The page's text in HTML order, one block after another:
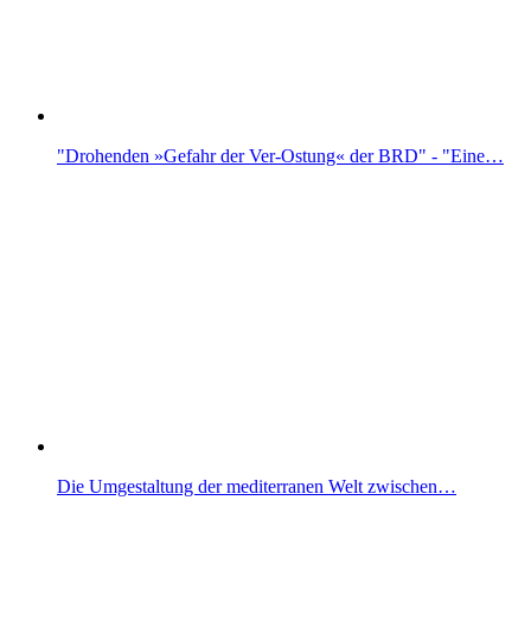
"Drohenden »Gefahr der Ver-Ostung« der BRD" - "Eine…
Die Umgestaltung der mediterranen Welt zwischen…